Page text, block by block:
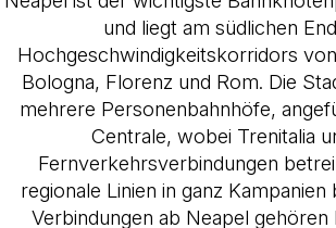
und liegt am südlichen
Hochgeschwindigkeitskorridors
Bologna, Florenz und Rom. Die
mehrere Personenbahnhöfe,
Centrale, wobei Trenitalia
Fernverkehrsverbindungen
regionale Linien in ganz Kampanien
Verbindungen ab Neapel gehören